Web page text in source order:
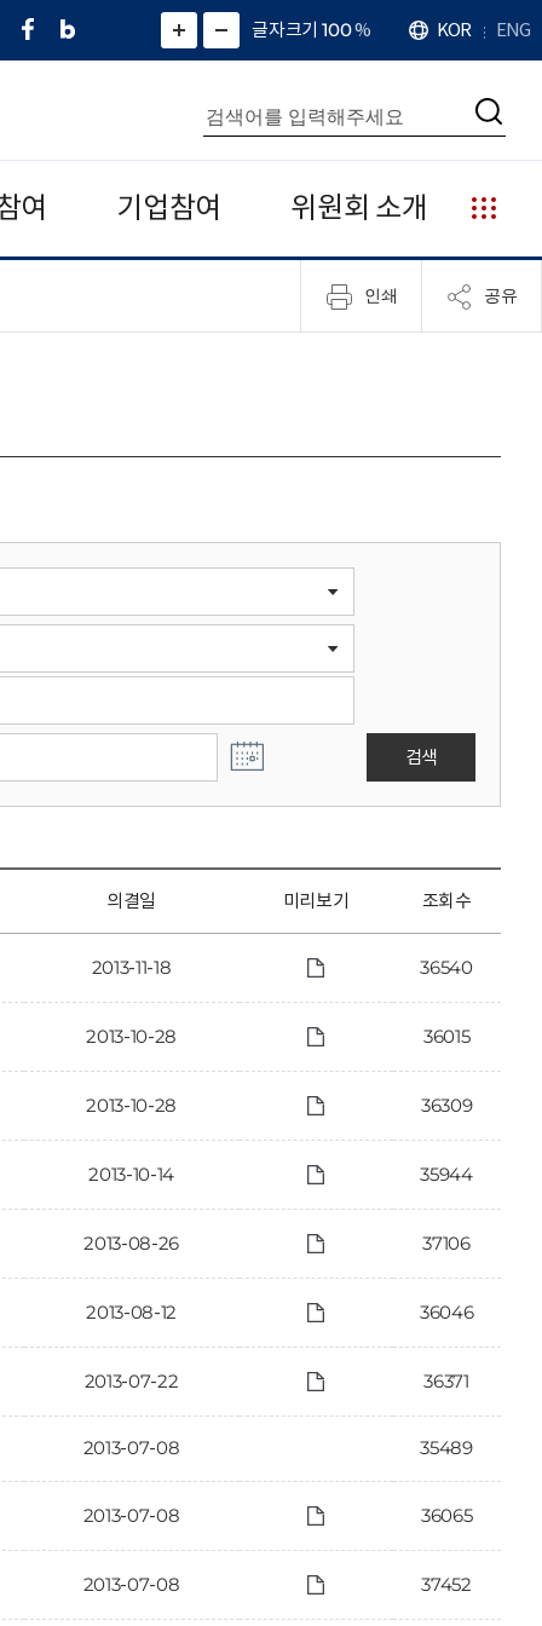
페
네
그
)
화
면
면
소
확
대
치
글자크기 100%
언
어
KOR ENG
통
합
검
색
검
여 기업참여 위원회 소개
누
리
집
안
인쇄 공유
검색
의결일 미리보기 조회수
2013-11-18 36540
2013-10-28 36015
2013-10-28 36309
2013-10-14 35944
2013-08-26 37106
2013-08-12 36046
2013-07-22 36371
2013-07-08 35489
2013-07-08 36065
2013-07-08 37452